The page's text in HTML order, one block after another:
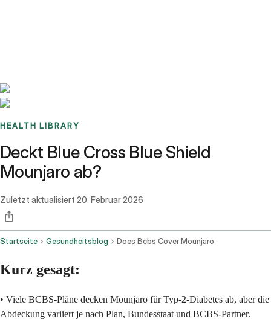
HEALTH LIBRARY
Deckt Blue Cross Blue Shield
Mounjaro ab?
Zuletzt aktualisiert 20. Februar 2026
Startseite Gesundheitsblog Does Bcbs Cover Mounjaro
Kurz gesagt:
• Viele BCBS-Pläne decken Mounjaro für Typ-2-Diabetes ab, aber die
Abdeckung variiert je nach Plan, Bundesstaat und BCBS-Partner.